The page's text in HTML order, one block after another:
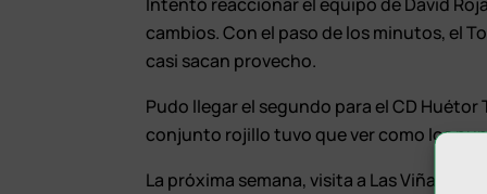
cambios. Con el paso de los minutos, el
casi sacan provecho.
Pudo llegar el segundo para el CD
conjunto rojillo tuvo que ver como los
La próxima semana, visita a Las Viñas